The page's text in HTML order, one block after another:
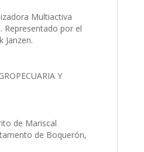
Multiactiva
Representado por el
Janzen.
Y
de Mariscal
de Boquerón,